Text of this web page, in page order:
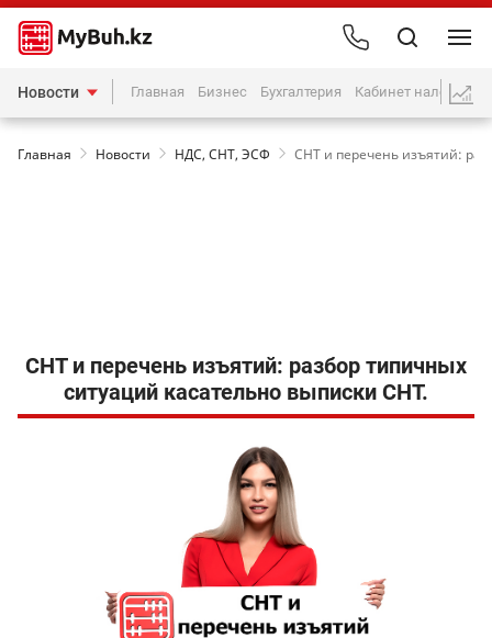
Новости Главная Бизнес Бухгалтерия Кабинет
Главная Новости НДС, СНТ, ЭСФ СНТ и перечень изъятий:
СНТ и перечень изъятий: разбор типичных
ситуаций касательно выписки СНТ.